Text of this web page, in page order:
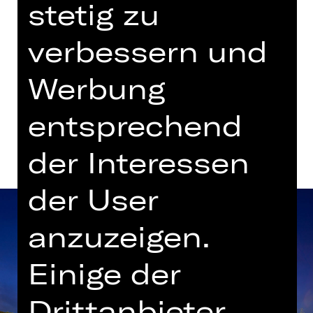
Gluck-Saal
Tickets
Termine und Besetzung
stetig zu
verbessern und
Werbung
entsprechend
der Interessen
der User
anzuzeigen.
Einige der